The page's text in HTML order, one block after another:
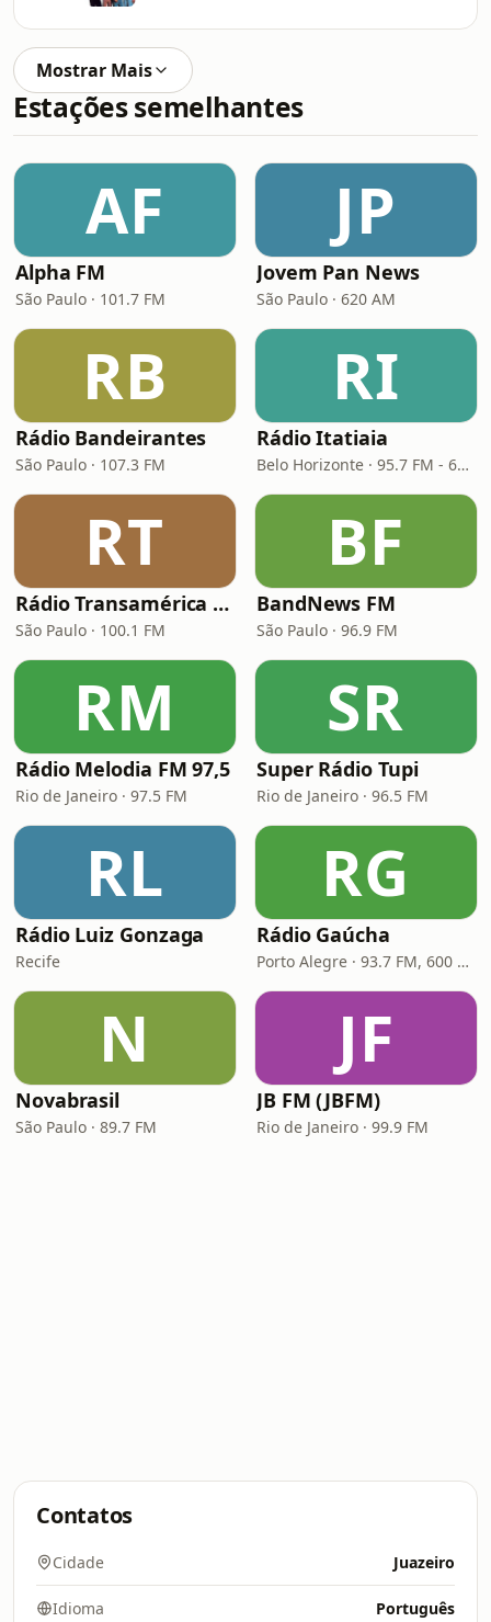
Mostrar Mais
Estações semelhantes
AF
Alpha FM
São Paulo · 101.7 FM
JP
Jovem Pan News
São Paulo · 620 AM
RB
Rádio Bandeirantes
São Paulo · 107.3 FM
RI
Rádio Itatiaia
Belo Horizonte · 95.7 FM - 610 AM
RT
Rádio Transamérica (TMC)
São Paulo · 100.1 FM
BF
BandNews FM
São Paulo · 96.9 FM
RM
Rádio Melodia FM 97,5
Rio de Janeiro · 97.5 FM
SR
Super Rádio Tupi
Rio de Janeiro · 96.5 FM
RL
Rádio Luiz Gonzaga
Recife
RG
Rádio Gaúcha
Porto Alegre · 93.7 FM, 600 AM
N
Novabrasil
São Paulo · 89.7 FM
JF
JB FM (JBFM)
Rio de Janeiro · 99.9 FM
Contatos
Cidade Juazeiro
Idioma Português